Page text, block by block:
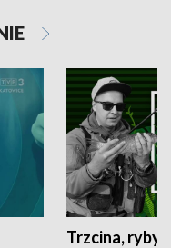
Trzcina, ryby